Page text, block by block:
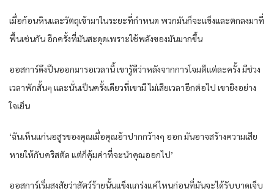
เมื่อก้อนหินและวัตถุเข้ามาในระยะที่กำหนด พวกมันก็จะแข็งและตกลงมาที่
พื้นเช่นกัน อีกครั้งที่มันสะดุดเพราะใช้พลังของมันมากขึ้น
ออสการ์ดึงปืนออกมารอเวลานี้ เขารู้ดีว่าหลังจากการโจมตีแต่ละครั้ง มีช่วง
เวลาพักสั้นๆ และนั่นเป็นครั้งเดียวที่เขามี ไม่เสียเวลาอีกต่อไป เขายิงอย่าง
ใจเย็น
‘ฉันเห็นแก่นอสูรของคุณเมื่อคุณอ้าปากกว้างๆ ออก มันอาจสร้างความเสีย
หายให้กับคริสตัล แต่ก็คุ้มค่าที่จะนำคุณออกไป’
ออสการ์เริ่มสงสัยว่าสัตว์ร้ายนั้นแข็งแกร่งแค่ไหนก่อนที่มันจะได้รับบาดเจ็บ